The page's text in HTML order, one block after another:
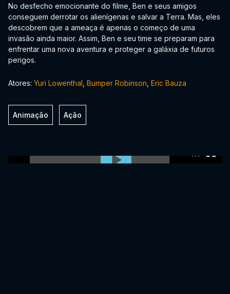
No desfecho emocionante do filme, Ben e seus amigos
conseguem derrotar os alienígenas e salvar a Terra. Mas, eles
descobrem que a ameaça é apenas o começo de uma
invasão ainda maior. Assim, Ben e seu time se preparam para
enfrentar uma nova aventura e proteger a galáxia de futuros
perigos.
Atores: Yuri Lowenthal Bumper Robinson Eric Bauza
Animação Ação